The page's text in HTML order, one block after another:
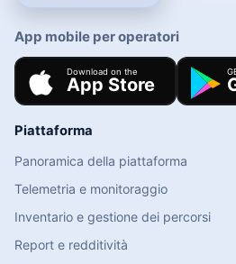
App mobile per operatori
Piattaforma
Panoramica della piattaforma
Telemetria e monitoraggio
Inventario e gestione dei percorsi
Report e redditività